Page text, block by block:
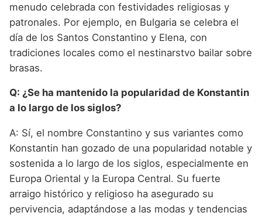
menudo celebrada con festividades religiosas y
patronales. Por ejemplo, en Bulgaria se celebra el
día de los Santos Constantino y Elena, con
tradiciones locales como el nestinarstvo bailar sobre
brasas.
Q: ¿Se ha mantenido la popularidad de Konstantin
a lo largo de los siglos?
A: Sí, el nombre Constantino y sus variantes como
Konstantin han gozado de una popularidad notable y
sostenida a lo largo de los siglos, especialmente en
Europa Oriental y la Europa Central. Su fuerte
arraigo histórico y religioso ha asegurado su
pervivencia, adaptándose a las modas y tendencias